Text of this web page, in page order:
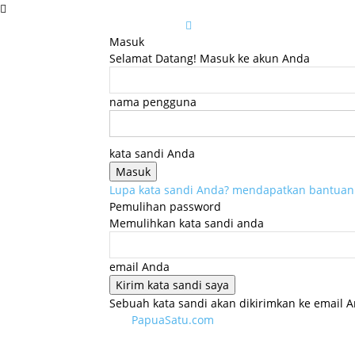
Masuk
Selamat Datang! Masuk ke akun Anda
nama pengguna
kata sandi Anda
Lupa kata sandi Anda? mendapatkan bantuan
Pemulihan password
Memulihkan kata sandi anda
email Anda
Sebuah kata sandi akan dikirimkan ke email
PapuaSatu.com